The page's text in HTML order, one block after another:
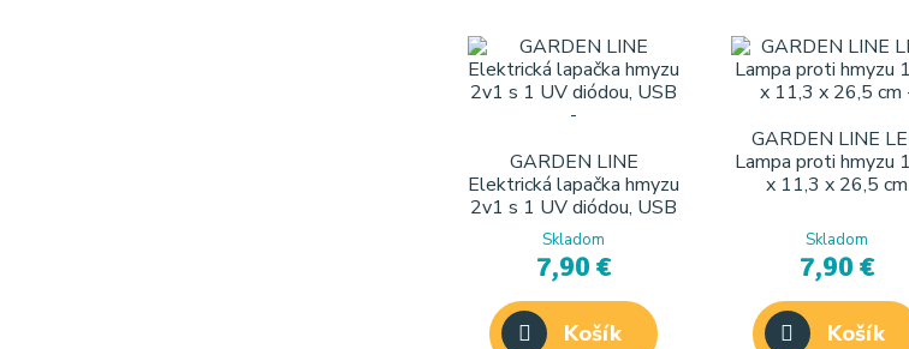
GARDEN LINE
Elektrická lapačka hmyzu
2v1 s 1 UV diódou, USB
Skladom
7,90 €
Košík
GARDEN LINE
Lampa proti hmyzu
x 11,3 x 26,5 cm
Skladom
7,90 €
Košík